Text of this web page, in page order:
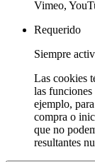
Vimeo,
Requerido
Siempre
Las cookies
las
ejemplo,
compra o
que no
resultantes